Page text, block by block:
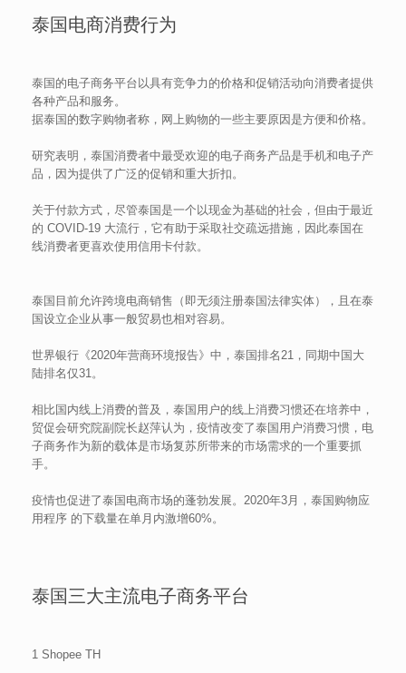
泰国电商消费行为
泰国的电子商务平台以具有竞争力的价格和促销活动向消费者提供
各种产品和服务。
据泰国的数字购物者称，网上购物的一些主要原因是方便和价格。
研究表明，泰国消费者中最受欢迎的电子商务产品是手机和电子产
品，因为提供了广泛的促销和重大折扣。
关于付款方式，尽管泰国是一个以现金为基础的社会，但由于最近
的 COVID-19 大流行，它有助于采取社交疏远措施，因此泰国在
线消费者更喜欢使用信用卡付款。
泰国目前允许跨境电商销售（即无须注册泰国法律实体），且在泰
国设立企业从事一般贸易也相对容易。
世界银行《2020年营商环境报告》中，泰国排名21，同期中国大
陆排名仅31。
相比国内线上消费的普及，泰国用户的线上消费习惯还在培养中，
贸促会研究院副院长赵萍认为，疫情改变了泰国用户消费习惯，电
子商务作为新的载体是市场复苏所带来的市场需求的一个重要抓
手。
疫情也促进了泰国电商市场的蓬勃发展。2020年3月，泰国购物应
用程序 的下载量在单月内激增60%。
泰国三大主流电子商务平台
1 Shopee TH